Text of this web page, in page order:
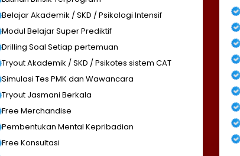
Belajar Akademik / SKD / Psikologi Intensif
Modul Belajar Super Prediktif
Drilling Soal Setiap pertemuan
Tryout Akademik / SKD / Psikotes sistem CAT
Simulasi Tes PMK dan Wawancara
Tryout Jasmani Berkala
Free Merchandise
Pembentukan Mental Kepribadian
Free Konsultasi